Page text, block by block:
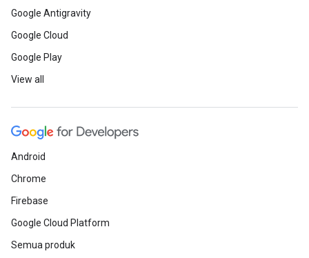
Google Antigravity
Google Cloud
Google Play
View all
Android
Chrome
Firebase
Google Cloud Platform
Semua produk